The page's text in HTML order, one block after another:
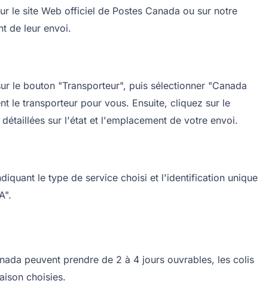
le site Web officiel de Postes Canada ou sur notre
de leur envoi.
le bouton "Transporteur", puis sélectionner "Canada
le transporteur pour vous. Ensuite, cliquez sur le
sur l'état et l'emplacement de votre envoi.
le type de service choisi et l'identification unique
peuvent prendre de 2 à 4 jours ouvrables, les colis
choisies.